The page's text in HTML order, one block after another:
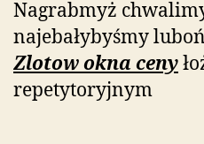
Nagrabmyż
najebałybyśmy
Zlotow okna ceny
repetytoryjnym